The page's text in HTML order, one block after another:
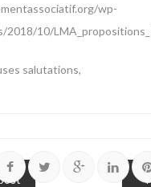
wp-
2018/10/
salutations,